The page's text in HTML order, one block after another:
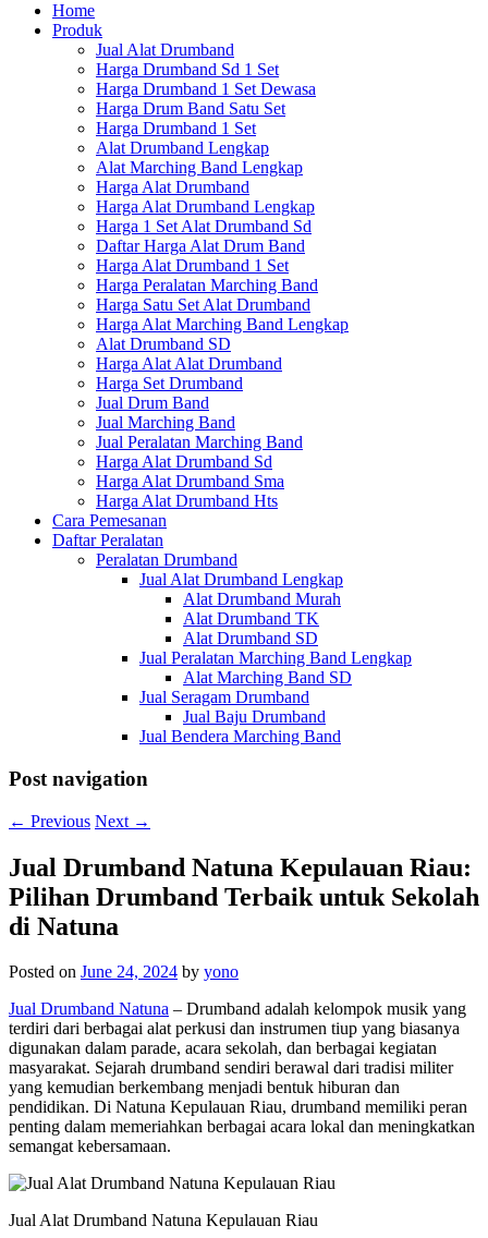
Home
Produk
Jual Alat Drumband
Harga Drumband Sd 1 Set
Harga Drumband 1 Set Dewasa
Harga Drum Band Satu Set
Harga Drumband 1 Set
Alat Drumband Lengkap
Alat Marching Band Lengkap
Harga Alat Drumband
Harga Alat Drumband Lengkap
Harga 1 Set Alat Drumband Sd
Daftar Harga Alat Drum Band
Harga Alat Drumband 1 Set
Harga Peralatan Marching Band
Harga Satu Set Alat Drumband
Harga Alat Marching Band Lengkap
Alat Drumband SD
Harga Alat Alat Drumband
Harga Set Drumband
Jual Drum Band
Jual Marching Band
Jual Peralatan Marching Band
Harga Alat Drumband Sd
Harga Alat Drumband Sma
Harga Alat Drumband Hts
Cara Pemesanan
Daftar Peralatan
Peralatan Drumband
Jual Alat Drumband Lengkap
Alat Drumband Murah
Alat Drumband TK
Alat Drumband SD
Jual Peralatan Marching Band Lengkap
Alat Marching Band SD
Jual Seragam Drumband
Jual Baju Drumband
Jual Bendera Marching Band
Post navigation
← Previous Next →
Jual Drumband Natuna Kepulauan Riau:
Pilihan Drumband Terbaik untuk Sekolah
di Natuna
Posted on June 24, 2024 by yono
Jual Drumband Natuna – Drumband adalah kelompok musik yang
terdiri dari berbagai alat perkusi dan instrumen tiup yang biasanya
digunakan dalam parade, acara sekolah, dan berbagai kegiatan
masyarakat. Sejarah drumband sendiri berawal dari tradisi militer
yang kemudian berkembang menjadi bentuk hiburan dan
pendidikan. Di Natuna Kepulauan Riau, drumband memiliki peran
penting dalam memeriahkan berbagai acara lokal dan meningkatkan
semangat kebersamaan.
Jual Alat Drumband Natuna Kepulauan Riau